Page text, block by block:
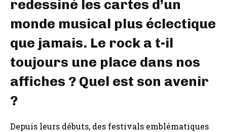
redessiné les cartes d’un
monde musical plus éclectique
que jamais. Le rock a t-il
toujours une place dans nos
affiches ? Quel est son avenir
?
Depuis leurs débuts, des festivals emblématiques